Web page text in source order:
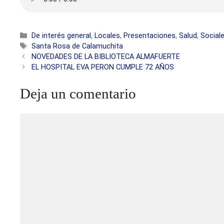
Categorías
De interés general, Locales, Presentaciones,Salud,
Etiquetas
Santa Rosa de Calamuchita
NOVEDADES DE LA BIBLIOTECA ALMAFUERTE
EL HOSPITAL EVA PERON CUMPLE 72 AÑOS
Deja un comentario